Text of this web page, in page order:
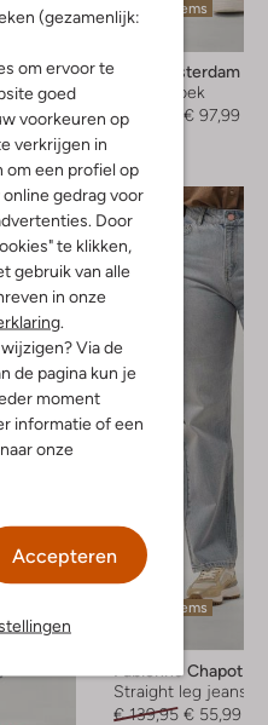
(gezamenlijk:
om ervoor te
goed
voorkeuren op
verkrijgen in
om een profiel op
gedrag voor
Door
te klikken,
gebruik van alle
in onze
.
Via de
de pagina kun je
moment
informatie of een
onze
Accepteren
Laatste items
Pom Amsterdam
Wijde broek
€ 139,95
€ 97,99
Laatste items
Fabienne Chapot
Straight leg jeans
€ 139,95 € 55,99